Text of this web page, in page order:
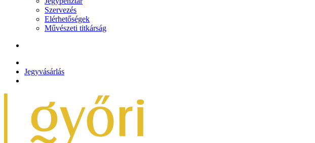
Szervezés
Elérhetőségek
Művészeti titkárság
Jegyvásárlás